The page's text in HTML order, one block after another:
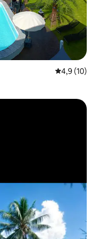
4,9 av 5 i
4,9 (10)